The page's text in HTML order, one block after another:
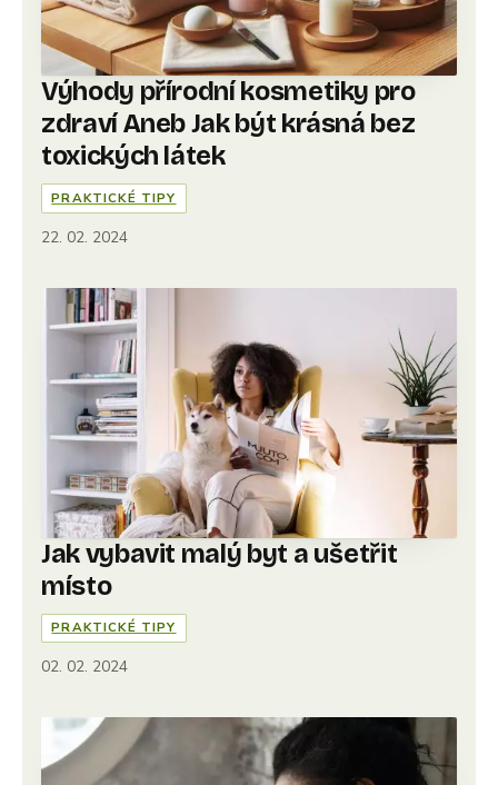
Výhody přírodní kosmetiky pro
zdraví Aneb Jak být krásná bez
toxických látek
PRAKTICKÉ TIPY
22. 02. 2024
Jak vybavit malý byt a ušetřit
místo
PRAKTICKÉ TIPY
02. 02. 2024